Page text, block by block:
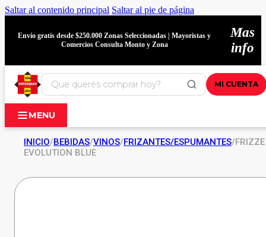
Saltar al contenido principal Saltar al pie de página
Envío gratis desde $250.000 Zonas Seleccionadas | Mayoristas y
Comercios Consulta Monto y Zona
Mas
info
MI CUENTA
MENU
INICIO/BEBIDAS/VINOS/FRIZANTES/ESPUMANTES/FRIZZE
EVOLUTION BLUE